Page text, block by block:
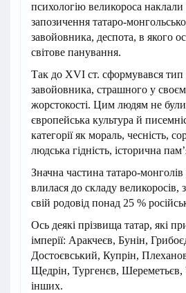
психологію великороса наклали
запозичення татаро-
завойовника, деспота, в якого
світове панування.
Так до XVI ст. сформувався
завойовника, страшного у
жорстокості. Цим людям не були
європейська культура й
категорії як мораль, чесність,
людська гідність, історична
Значна частина татаро-
влилася до складу
свій родовід понад 25 %
Ось деякі прізвища татар, які
імперії: Аракчеєв, Бунін,
Достоєвський, Купрін,
Щедрін, Тургенєв, Шереметьєв,
інших.